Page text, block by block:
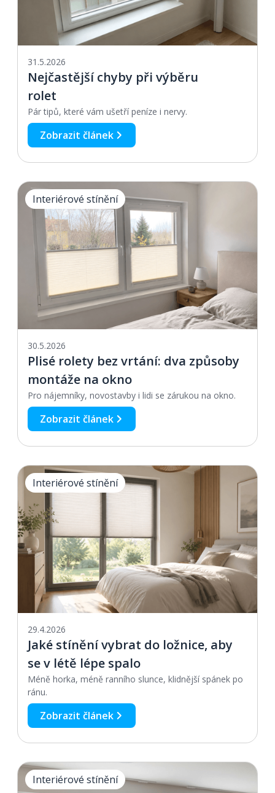
31.5.2026
Nejčastější chyby při výběru
rolet
Pár tipů, které vám ušetří peníze i nervy.
Zobrazit článek
Interiérové stínění
30.5.2026
Plisé rolety bez vrtání: dva způsoby
montáže na okno
Pro nájemníky, novostavby i lidi se zárukou na okno.
Zobrazit článek
Interiérové stínění
29.4.2026
Jaké stínění vybrat do ložnice, aby
se v létě lépe spalo
Méně horka, méně ranního slunce, klidnější spánek po
ránu.
Zobrazit článek
Interiérové stínění